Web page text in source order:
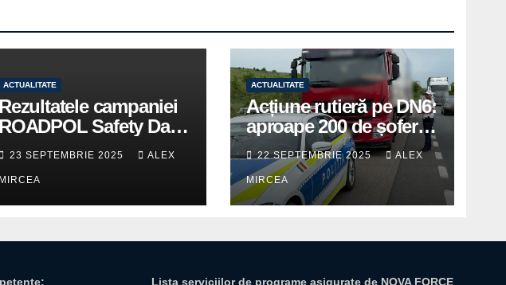
ACTUALITATE
Rezultatele campaniei
ROADPOL Safety Days
– o zi fără decese în
trafic
23 SEPTEMBRIE 2025 ALEX
MIRCEA
ACTUALITATE
Acțiune rutieră pe DN6:
aproape 200 de șoferi
amendați de polițiștii
din Mihăilești
22 SEPTEMBRIE 2025 ALEX
MIRCEA
Lista serviciilor de programe asigurate de NOVA FORCE